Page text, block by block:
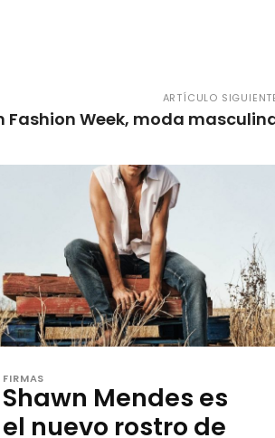
ARTÍCULO
Fashion Week, moda
FIRMAS
Shawn Mendes es
el nuevo rostro de